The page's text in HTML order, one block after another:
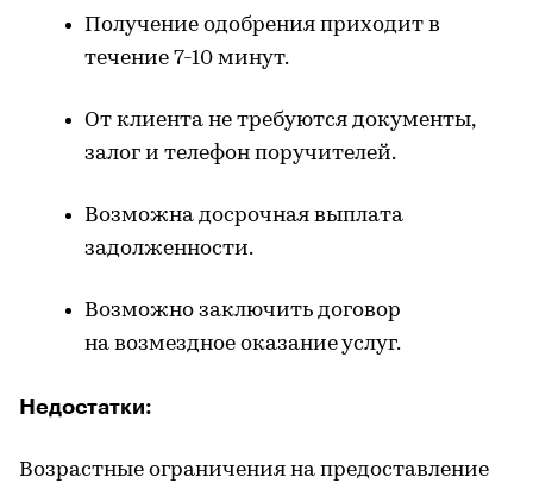
Получение одобрения приходит в
течение 7-10 минут.
От клиента не требуются документы,
залог и телефон поручителей.
Возможна досрочная выплата
задолженности.
Возможно заключить договор
на возмездное оказание услуг.
Недостатки:
Возрастные ограничения на предоставление